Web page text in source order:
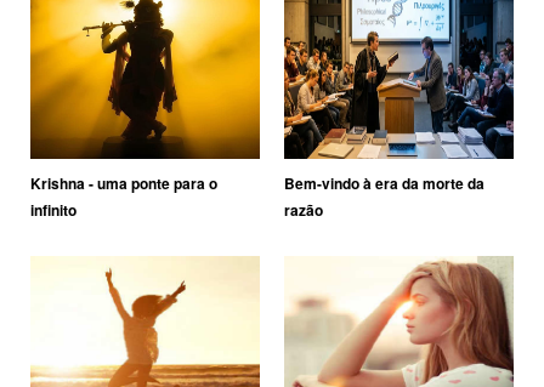
Krishna - uma ponte para o
infinito
Bem-vindo à era da morte da
razão